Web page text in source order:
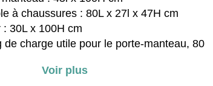
à chaussures : 80L x 27l x 47H cm
30L x 100H cm
de charge utile pour le porte-manteau, 80
Voir plus